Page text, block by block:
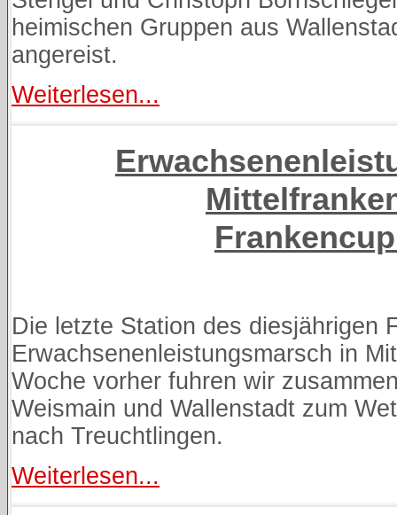
heimischen Gruppen aus
angereist.
Weiterlesen...
Die letzte Station des diesjährigen
Erwachsenenleistungsmarsch in
Woche vorher fuhren wir
Weismain und Wallenstadt zum
nach Treuchtlingen.
Weiterlesen...